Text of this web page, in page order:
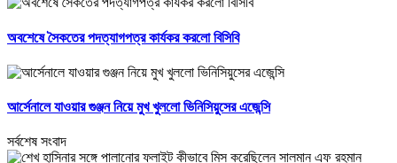
অবশেষে সৈকতের পদত্যাগপত্র কার্যকর করলো বিসিবি
আর্সেনালে যাওয়ার গুঞ্জন নিয়ে মুখ খুললো ভিনিসিয়ুসের এজেন্সি
সর্বশেষ সংবাদ